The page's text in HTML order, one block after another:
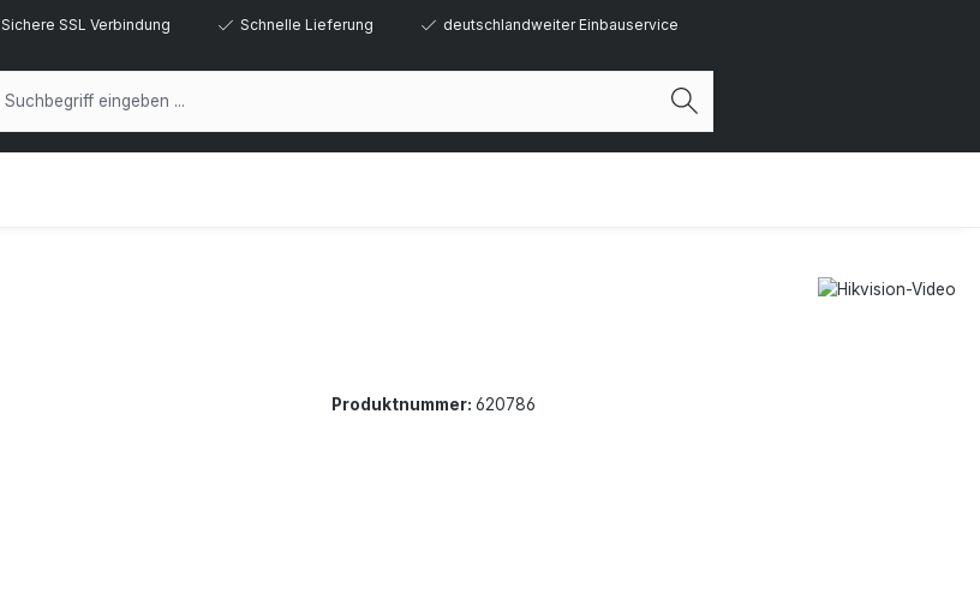
Sichere SSL Verbindung Schnelle Lieferung deutschlandweiter Einbauservice
Produktnummer: 620786